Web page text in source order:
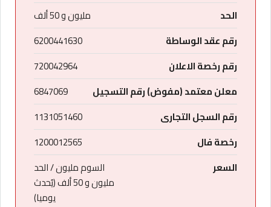
الحد
مليون و 50 ألف
رقم عقد الوساطة
6200441630
رقم رخصة الاعلان
720042964
معلن معتمد (مفوض) رقم التسجيل
6847069
رقم السجل التجارى
1131051460
رخصة فال
1200012565
السعر
السوم مليون / الحد
مليون و 50 ألف (يُحدث
يوميا)